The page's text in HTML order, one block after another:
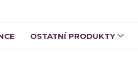
OSTATNÍ PRODUKTY